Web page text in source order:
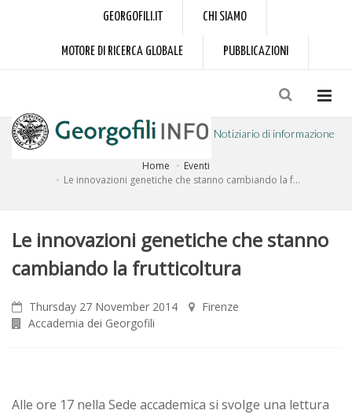
GEORGOFILI.IT CHI SIAMO
MOTORE DI RICERCA GLOBALE PUBBLICAZIONI
Notiziario di informazione
a cura dell'Accademia dei Georgofili
Home
Eventi
Le innovazioni genetiche che stanno cambiando la f...
Le innovazioni genetiche che stanno
cambiando la frutticoltura
Thursday 27 November 2014
Firenze
Accademia dei Georgofili
Alle ore 17 nella Sede accademica si svolge una lettura